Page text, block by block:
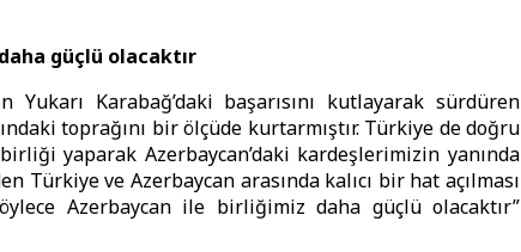
güçlü olacaktır
Yukarı Karabağ’daki başarısını kutlayarak sürdüren
toprağını bir ölçüde kurtarmıştır. Türkiye de doğru
yaparak Azerbaycan’daki kardeşlerimizin yanında
Türkiye ve Azerbaycan arasında kalıcı bir hat açılması
Azerbaycan ile birliğimiz daha güçlü olacaktır”